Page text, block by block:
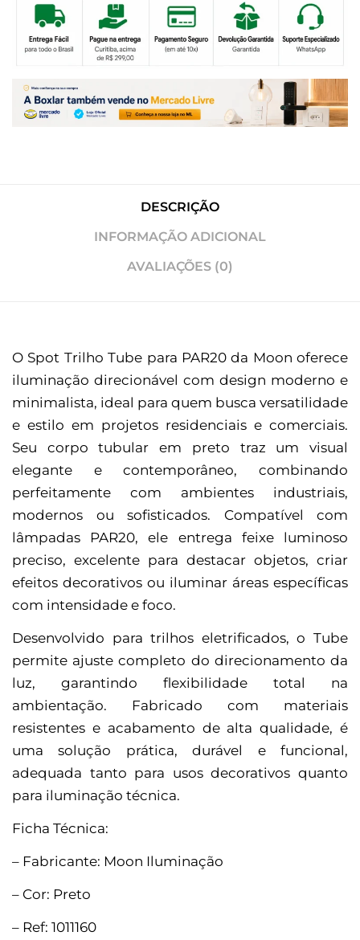
DESCRIÇÃO
INFORMAÇÃO ADICIONAL
AVALIAÇÕES (0)
O Spot Trilho Tube para PAR20 da Moon oferece
iluminação direcionável com design moderno e
minimalista, ideal para quem busca versatilidade
e estilo em projetos residenciais e comerciais.
Seu corpo tubular em preto traz um visual
elegante e contemporâneo, combinando
perfeitamente com ambientes industriais,
modernos ou sofisticados. Compatível com
lâmpadas PAR20, ele entrega feixe luminoso
preciso, excelente para destacar objetos, criar
efeitos decorativos ou iluminar áreas específicas
com intensidade e foco.
Desenvolvido para trilhos eletrificados, o Tube
permite ajuste completo do direcionamento da
luz, garantindo flexibilidade total na
ambientação. Fabricado com materiais
resistentes e acabamento de alta qualidade, é
uma solução prática, durável e funcional,
adequada tanto para usos decorativos quanto
para iluminação técnica.
Ficha Técnica:
– Fabricante: Moon Iluminação
– Cor: Preto
– Ref: 1011160